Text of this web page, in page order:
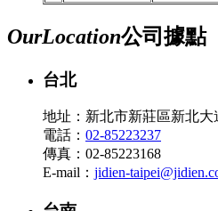
OurLocation公司據點
台北
地址：新北市新莊區新北大
電話： 02-85223237
傳真：02-85223168
E-mail： jidien-